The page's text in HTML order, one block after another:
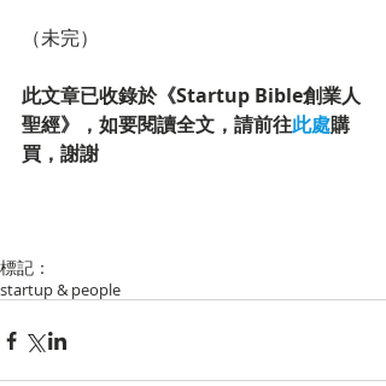
（未完）
此文章已收錄於《Startup Bible創業人
聖經》，如要閱讀全文，請前往此處購
買，謝謝
標記：
startup & people